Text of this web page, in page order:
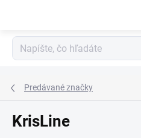
Predávané značky
KrisLine